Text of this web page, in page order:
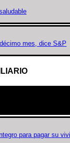
mes, dice S&P
para pagar su